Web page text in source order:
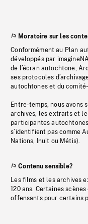
Moratoire sur les
Conformément au Plan
développés par
de l’écran autochtone,
ses protocoles
autochtones et du
Entre-temps, nous avons
archives, les extraits et
participantes
s’identifient pas comme
Nations, Inuit ou Métis).
Contenu sensible?
Les films et les archives
120 ans. Certaines
offensants pour certains